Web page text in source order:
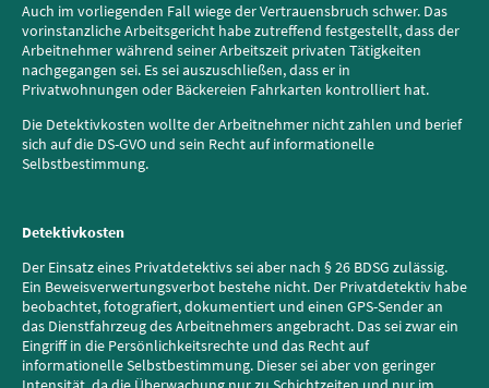
Auch im vorliegenden Fall wiege der Vertrauensbruch schwer. Das
vorinstanzliche Arbeitsgericht habe zutreffend festgestellt, dass der
Arbeitnehmer während seiner Arbeitszeit privaten Tätigkeiten
nachgegangen sei. Es sei auszuschließen, dass er in
Privatwohnungen oder Bäckereien Fahrkarten kontrolliert hat.
Die Detektivkosten wollte der Arbeitnehmer nicht zahlen und berief
sich auf die DS-GVO und sein Recht auf informationelle
Selbstbestimmung.
Detektivkosten
Der Einsatz eines Privatdetektivs sei aber nach § 26 BDSG zulässig.
Ein Beweisverwertungsverbot bestehe nicht. Der Privatdetektiv habe
beobachtet, fotografiert, dokumentiert und einen GPS-Sender an
das Dienstfahrzeug des Arbeitnehmers angebracht. Das sei zwar ein
Eingriff in die Persönlichkeitsrechte und das Recht auf
informationelle Selbstbestimmung. Dieser sei aber von geringer